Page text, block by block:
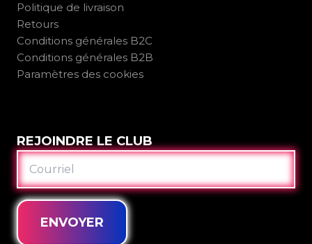
Politique de livraison
Retours
Conditions générales B2C
Conditions générales B2B
Paramètres des cookies
REJOINDRE LE CLUB
COURRIEL
ENVOYER